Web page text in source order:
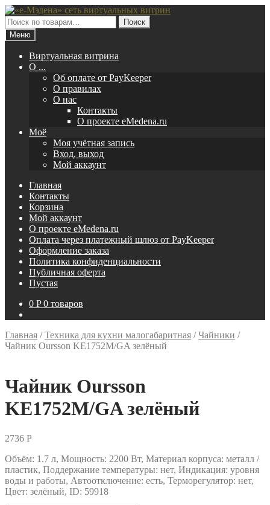
Перейти
к
навигации
Перейти
к
содержимому
Искать:
Поиск
Меню
Виртуальная витрина
O ...
Об оплате от PayKeeper
О правилах
О нас
Контакты
О проекте eMedena.ru
Моё
Моя учётная запись
Вход, выход
Мой аккаунт
Главная
Контакты
Корзина
Мой аккаунт
О проекте eMedena.ru
Оплата через платежный шлюз от PayKeeper
Оформление заказа
Политика конфиденциальности
Публичная оферта
Пустая
0 P 0 товаров
Главная /Техника для кухни малогабаритная /Чайники /
Чайник Oursson KE1752M/GA зелёный
Чайник Oursson
KE1752M/GA зелёный
2736 P
Объём: 1.7 л, Мощность: 2200 Вт, Материал корпуса: металл /
пластик, Поддержание температуры: нет, Индикация: уровня
воды и работы, Автоотключение: есть, Терморегулятор: нет,
Цвет: зелёный, ID: 59918